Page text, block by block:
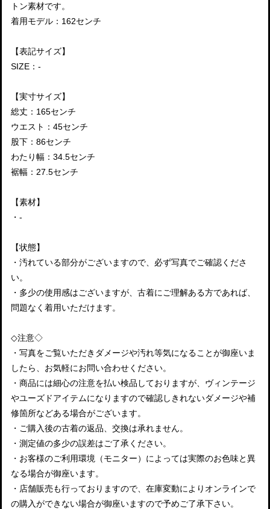
トン素材です。
着用モデル：162センチ
【表記サイズ】
SIZE：-
【実寸サイズ】
総丈：165センチ
ウエスト：45センチ
股下：86センチ
わたり幅：34.5センチ
裾幅：27.5センチ
【素材】
・-
【状態】
・汚れている部分がございますので、必ず写真でご確認くださ
い。
・多少の使用感はございますが、古着にご理解ある方であれば、
問題なく着用いただけます。
◇注意◇
・写真をご覧いただきダメージや汚れ等気になることが御座いま
したら、お気軽にお問い合わせください。
・商品には細心の注意を払い検品しておりますが、ヴィンテージ
やユーズドアイテムになりますので確認しきれないダメージや補
修箇所などある場合がございます。
・ご購入後の古着の返品、交換は承れません。
・測定値の多少の誤差はご了承ください。
・お客様のご利用環境（モニター）によっては実際のお色味と異
なる場合が御座います。
・店舗販売も行っておりますので、在庫変動によりオンラインで
の購入ができない場合が御座いますので予めご了承下さい。